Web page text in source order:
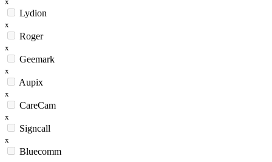
Lydion
x
Roger
x
Geemark
x
Aupix
x
CareCam
x
Signcall
x
Bluecomm